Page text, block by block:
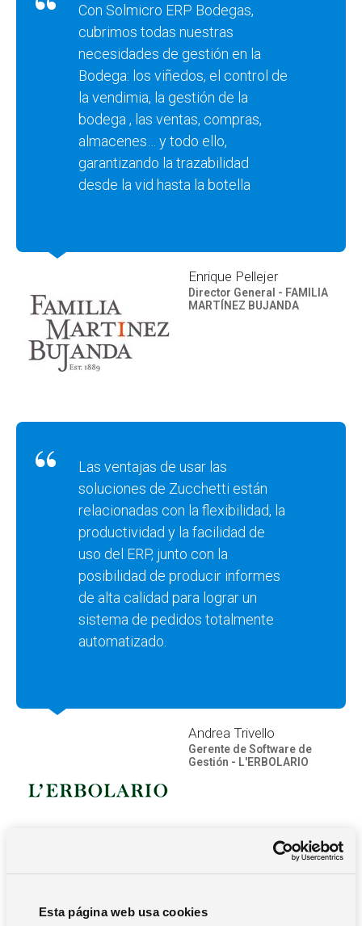
Esta página web usa cookies
Con Solmicro ERP Bodegas,
cubrimos todas nuestras
necesidades de gestión en la
Bodega: los viñedos, el control de
la vendimia, la gestión de la
bodega , las ventas, compras,
almacenes… y todo ello,
garantizando la trazabilidad
desde la vid hasta la botella
Enrique Pellejer
Director General - FAMILIA
MARTÍNEZ BUJANDA
Las ventajas de usar las
soluciones de Zucchetti están
relacionadas con la flexibilidad, la
productividad y la facilidad de
uso del ERP, junto con la
posibilidad de producir informes
de alta calidad para lograr un
sistema de pedidos totalmente
automatizado.
Andrea Trivello
Gerente de Software de
Gestión - L'ERBOLARIO